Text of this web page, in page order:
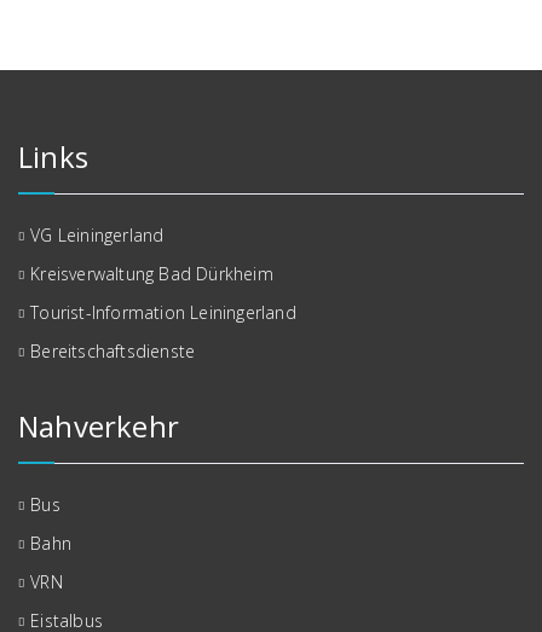
Links
VG Leiningerland
Kreisverwaltung Bad Dürkheim
Tourist-Information Leiningerland
Bereitschaftsdienste
Nahverkehr
Bus
Bahn
VRN
Eistalbus